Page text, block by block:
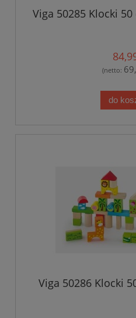
Viga 50285 Klocki
(netto:
do
Viga 50286 Klocki